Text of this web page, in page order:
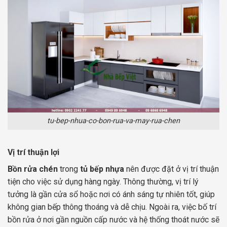
tu-bep-nhua-co-bon-rua-va-may-rua-chen
Vị trí thuận lợi
Bồn rửa chén trong tủ bếp nhựa nên được đặt ở vị trí thuận
tiện cho việc sử dụng hàng ngày. Thông thường, vị trí lý
tưởng là gần cửa sổ hoặc nơi có ánh sáng tự nhiên tốt, giúp
không gian bếp thông thoáng và dễ chịu. Ngoài ra, việc bố trí
bồn rửa ở nơi gần nguồn cấp nước và hệ thống thoát nước sẽ